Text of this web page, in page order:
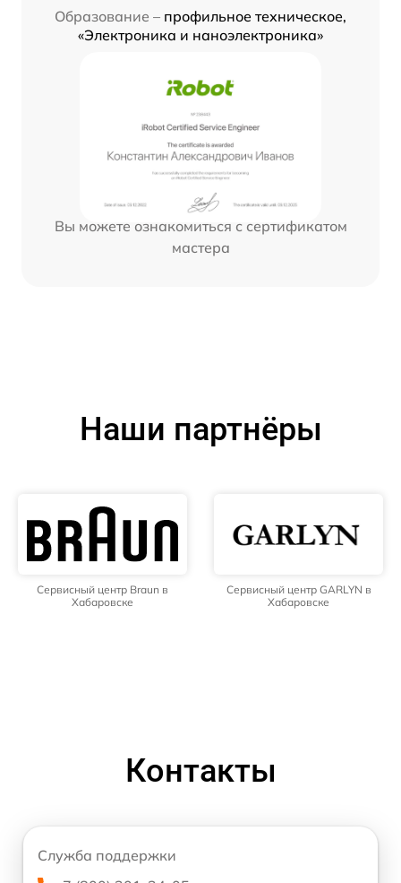
Образование – профильное техническое,
«Электроника и наноэлектроника»
Вы можете ознакомиться с сертификатом
мастера
Наши партнёры
Сервисный центр Braun в
Хабаровске
Сервисный центр GARLYN в
Хабаровске
Контакты
Служба поддержки